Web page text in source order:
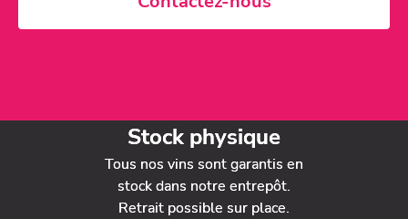
Stock physique
Tous nos vins sont garantis en
stock dans notre entrepôt.
Retrait possible sur place.